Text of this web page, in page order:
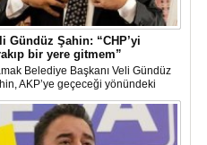
Gündüz Şahin: “CHP’yi
bir yere gitmem”
Belediye Başkanı Veli Gündüz
AKP’ye geçeceği yönündeki
sert sözlerle yalanladı. Şahin,
omurgası sağlam bir CHP’liyim.
göre, güce göre siyaset
dedi.